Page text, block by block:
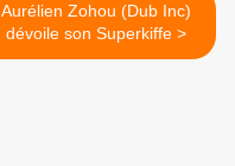
Aurélien Zohou (Dub Inc)
dévoile son Superkiffe >